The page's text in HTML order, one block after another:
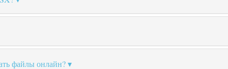
файлы онлайн?